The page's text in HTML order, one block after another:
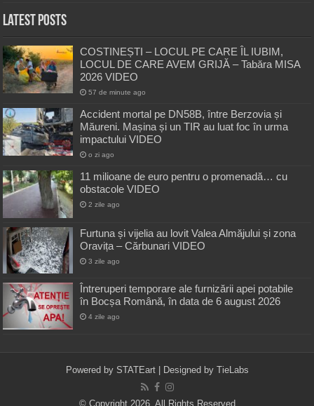
Latest Posts
COSTINEȘTI – LOCUL PE CARE ÎL IUBIM,
LOCUL DE CARE AVEM GRIJĂ – Tabăra MISA
2026 VIDEO
57 de minute ago
Accident mortal pe DN58B, între Berzovia și
Măureni. Mașina și un TIR au luat foc în urma
impactului VIDEO
o zi ago
11 milioane de euro pentru o promenadă… cu
obstacole VIDEO
2 zile ago
Furtuna și vijelia au lovit Valea Almăjului și zona
Oravița – Cărbunari VIDEO
3 zile ago
Întreruperi temporare ale furnizării apei potabile
în Bocșa Română, în data de 6 august 2026
4 zile ago
Powered by STATEart| Designed by TieLabs
© Copyright 2026, All Rights Reserved